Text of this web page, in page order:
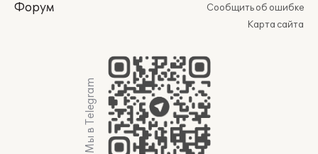
Форум
Сообщить об ошибке
Карта сайта
Мы в Telegram